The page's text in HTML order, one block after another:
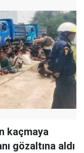
kaçmaya
gözaltına aldı